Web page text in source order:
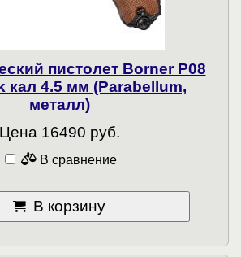
пистолет Borner P08
кал 4.5 мм (Parabellum,
металл)
Цена 16490 руб.
В сравнение
В корзину